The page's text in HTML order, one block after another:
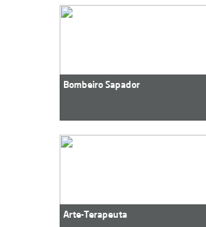
Bombeiro Sapador
Arte-Terapeuta